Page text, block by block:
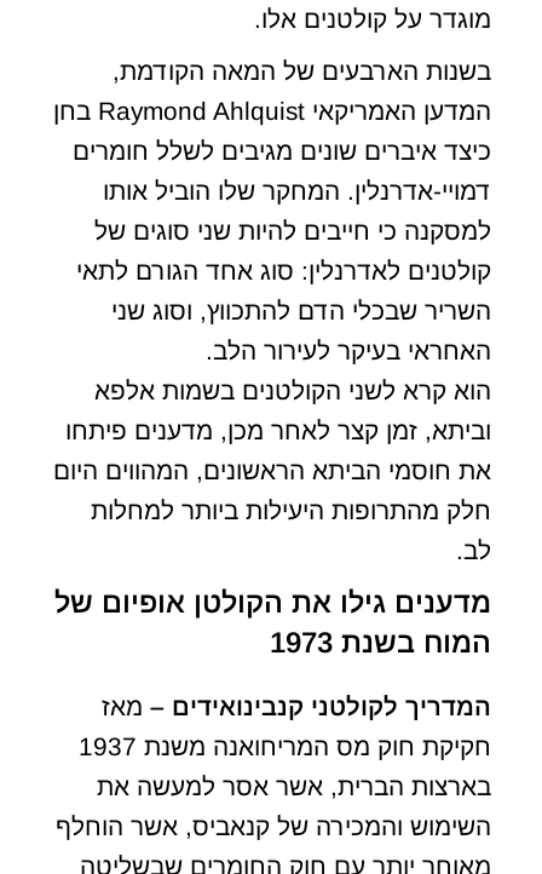
מוגדר על קולטנים אלו.
בשנות הארבעים של המאה הקודמת,
המדען האמריקאי Raymond Ahlquist בחן
כיצד איברים שונים מגיבים לשלל חומרים
דמויי-אדרנלין. המחקר שלו הוביל אותו
למסקנה כי חייבים להיות שני סוגים של
קולטנים לאדרנלין: סוג אחד הגורם לתאי
השריר שבכלי הדם להתכווץ, וסוג שני
האחראי בעיקר לעירור הלב.
הוא קרא לשני הקולטנים בשמות אלפא
וביתא, זמן קצר לאחר מכן, מדענים פיתחו
את חוסמי הביתא הראשונים, המהווים היום
חלק מהתרופות היעילות ביותר למחלות
לב.
מדענים גילו את הקולטן אופיום של
המוח בשנת 1973
המדריך לקולטני קנבינואידים – מאז
חקיקת חוק מס המריחואנה משנת 1937
בארצות הברית, אשר אסר למעשה את
השימוש והמכירה של קנאביס, אשר הוחלף
מאוחר יותר עם חוק החומרים שבשליטה